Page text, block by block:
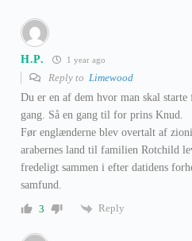
H.P. 1 year ago
Reply to Limewood
Du er en af dem hvor man skal
gang. Så en gang til for prins Knud.
Før englænderne blev overtalt af
arabernes land til familien Rotchild
fredeligt sammen i efter datidens
samfund.
3
Reply